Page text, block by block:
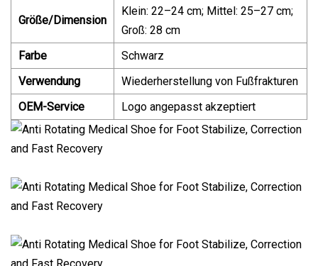
Größe/Dimension
Klein: 22–24 cm; Mittel: 25–27 cm;
Groß: 28 cm
Farbe
Schwarz
Verwendung
Wiederherstellung von Fußfrakturen
OEM-Service
Logo angepasst akzeptiert